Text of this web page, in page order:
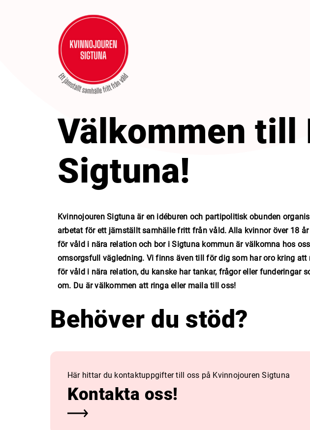
Välkommen till
Sigtuna!
Kvinnojouren Sigtuna är en idéburen och partipolitisk obunden
arbetat för ett jämställt samhälle fritt från våld. Alla kvinnor över 18
för våld i nära relation och bor i Sigtuna kommun är välkomna hos
omsorgsfull vägledning. Vi finns även till för dig som har oro kring att
för våld i nära relation, du kanske har tankar, frågor eller funderingar
om. Du är välkommen att ringa eller maila till oss!
Behöver du stöd?
Här hittar du kontaktuppgifter till oss på Kvinnojouren Sigtuna
Kontakta oss!